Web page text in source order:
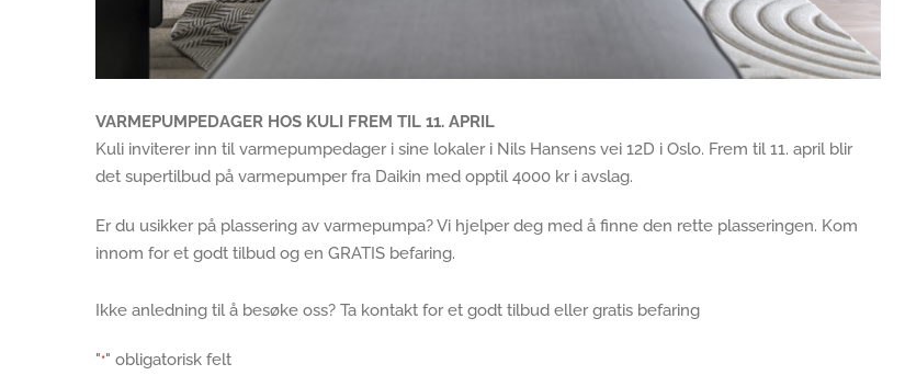
VARMEPUMPEDAGER HOS KULI FREM TIL 11. APRIL
Kuli inviterer inn til varmepumpedager i sine lokaler i Nils Hansens vei 12D i Oslo. Frem til 11. april blir
det supertilbud på varmepumper fra Daikin med opptil 4000 kr i avslag.
Er du usikker på plassering av varmepumpa? Vi hjelper deg med å finne den rette plasseringen. Kom
innom for et godt tilbud og en GRATIS befaring.
Ikke anledning til å besøke oss? Ta kontakt for et godt tilbud eller gratis befaring
"*" obligatorisk felt